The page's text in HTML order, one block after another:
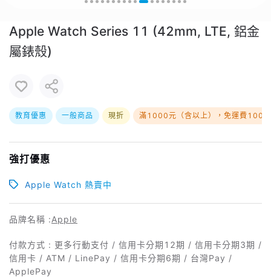
Apple Watch Series 11 (42mm, LTE, 鋁金
屬錶殼)
教育優惠 一般商品 現折 滿1000元（含以上），免運費100元
強打優惠
Apple Watch 熱賣中
品牌名稱 :Apple
付款方式 : 更多行動支付 / 信用卡分期12期 / 信用卡分期3期 /
信用卡 / ATM / LinePay / 信用卡分期6期 / 台灣Pay /
ApplePay